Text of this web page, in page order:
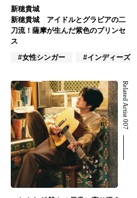
新穂貴城
新穂貴城 アイドルとグラビアの二
刀流！薩摩が生んだ紫色のプリンセ
ス
#女性シンガー
#インディーズ
Related Artist 007